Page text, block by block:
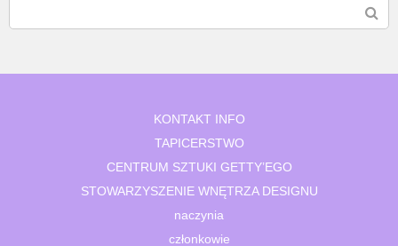
KONTAKT INFO
TAPICERSTWO
CENTRUM SZTUKI GETTY’EGO
STOWARZYSZENIE WNĘTRZA DESIGNU
naczynia
członkowie